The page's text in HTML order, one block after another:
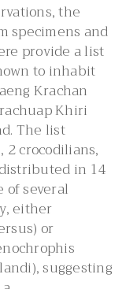
the
specimens and
provide a list
to inhabit
Krachan
Khiri
The list
2 crocodilians,
in 14
of several
either
or
suggesting